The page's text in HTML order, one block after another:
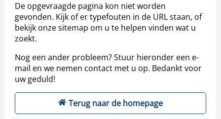
De opgevraagde pagina kon niet worden
gevonden. Kijk of er typefouten in de URL staan, of
bekijk onze sitemap om u te helpen vinden wat u
zoekt.
Nog een ander probleem? Stuur hieronder een e-
mail en we nemen contact met u op. Bedankt voor
uw geduld!
Terug naar de homepage